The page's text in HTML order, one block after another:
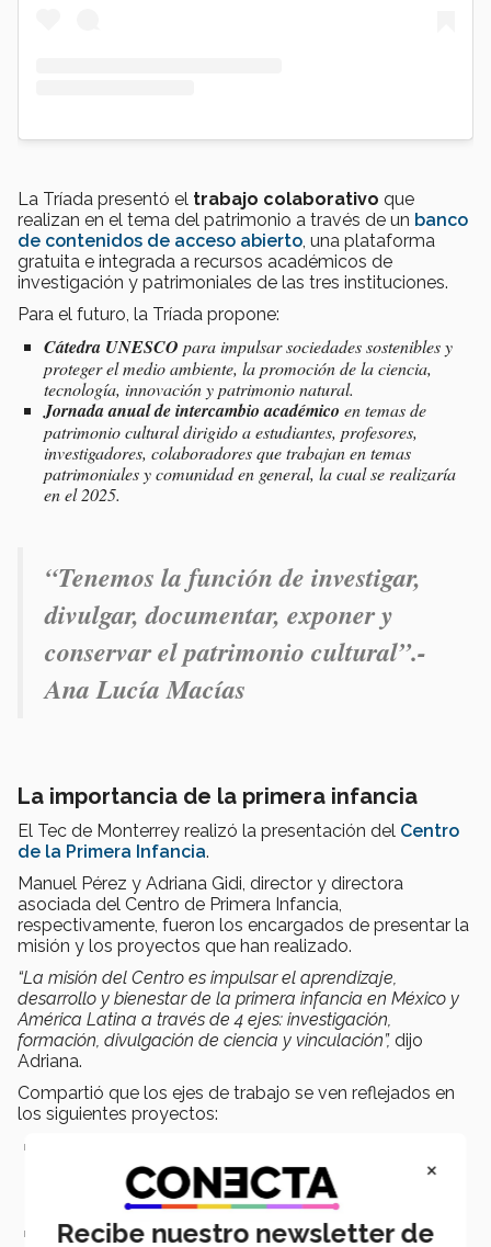
La Tríada presentó el trabajo colaborativo que
realizan en el tema del patrimonio a través de un banco
de contenidos de acceso abierto , una plataforma
gratuita e integrada a recursos académicos de
investigación y patrimoniales de las tres instituciones.
Para el futuro, la Tríada propone:
Cátedra UNESCO para impulsar sociedades sostenibles y
proteger el medio ambiente, la promoción de la ciencia,
tecnología, innovación y patrimonio natural.
Jornada anual de intercambio académico en temas de
patrimonio cultural dirigido a estudiantes, profesores,
investigadores, colaboradores que trabajan en temas
patrimoniales y comunidad en general, la cual se realizaría
en el 2025.
“Tenemos la función de investigar,
divulgar, documentar, exponer y
conservar el patrimonio cultural”.-
Ana Lucía Macías
La importancia de la primera infancia
El Tec de Monterrey realizó la presentación del Centro
de la Primera Infancia.
Manuel Pérez y Adriana Gidi, director y directora
asociada del Centro de Primera Infancia,
respectivamente, fueron los encargados de presentar la
misión y los proyectos que han realizado.
“La misión del Centro es impulsar el aprendizaje,
desarrollo y bienestar de la primera infancia en México y
América Latina a través de 4 ejes: investigación,
formación, divulgación de ciencia y vinculación”, dijo
Adriana.
Compartió que los ejes de trabajo se ven reflejados en
los siguientes proyectos:
desadaptativa metabólica y fisiológica en niños que
experimentan estrés tóxico:con el objetivo de disminuir la
prevalencia de condiciones deficientes de la salud.
Taller de presupuestación y planeación con enfoque en
×
Recibe nuestro newsletter de